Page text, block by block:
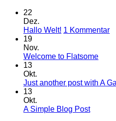
22
Dez.
Hallo Welt! 1 Kommentarzu
19
Nov.
Welcome to FlatsomeKeine
13
Okt.
Just another post with A
13
Okt.
A Simple Blog PostKeine